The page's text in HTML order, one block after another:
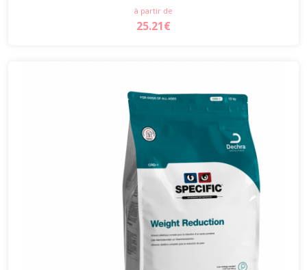
à partir de
25.21€